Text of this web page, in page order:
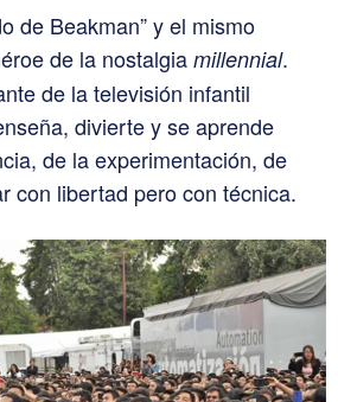
de Beakman” y el mismo
de la nostalgia millennial.
de la televisión infantil
divierte y se aprende
de la experimentación, de
con libertad pero con técnica.